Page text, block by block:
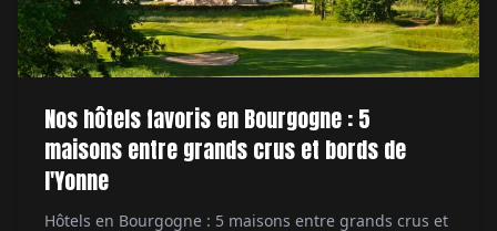
Nos hôtels favoris en Bourgogne : 5
maisons entre grands crus et bords de
l'Yonne
Hôtels en Bourgogne : 5 maisons entre grands crus et